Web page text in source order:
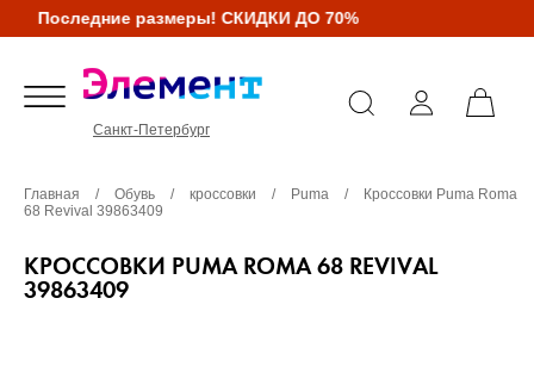
Последние размеры! СКИДКИ ДО 70%
Санкт-Петербург
Главная / Обувь / кроссовки / Puma /
Кроссовки Puma Roma
68 Revival 39863409
КРОССОВКИ PUMA ROMA 68 REVIVAL
39863409